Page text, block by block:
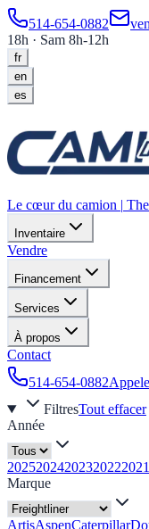
514-654-0882
18h · Sam 8h-12h
fr
en
es
Le cœur du camion |
Inventaire
Vendre
Financement
Services
À propos
Contact
514-654-0882
FiltresTout effacer
Année
20252024202320222021
Marque
ArtisAspenCaterpillar